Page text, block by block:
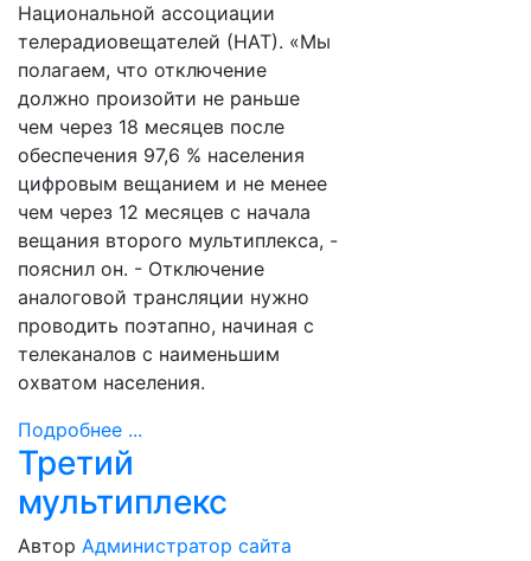
Национальной ассоциации
телерадиовещателей (НАТ). «Мы
полагаем, что отключение
должно произойти не раньше
чем через 18 месяцев после
обеспечения 97,6 % населения
цифровым вещанием и не менее
чем через 12 месяцев с начала
вещания второго мультиплекса, -
пояснил он. - Отключение
аналоговой трансляции нужно
проводить поэтапно, начиная с
телеканалов с наименьшим
охватом населения.
Подробнее ...
Третий
мультиплекс
Автор Администратор сайта